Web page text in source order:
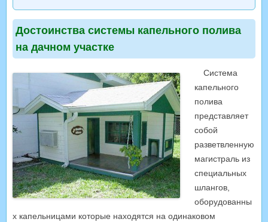
Достоинства системы капельного полива
на дачном участке
Система
капельного
полива
представляет
собой
разветвленную
магистраль из
специальных
шлангов,
оборудованны
х капельницами которые находятся на одинаковом